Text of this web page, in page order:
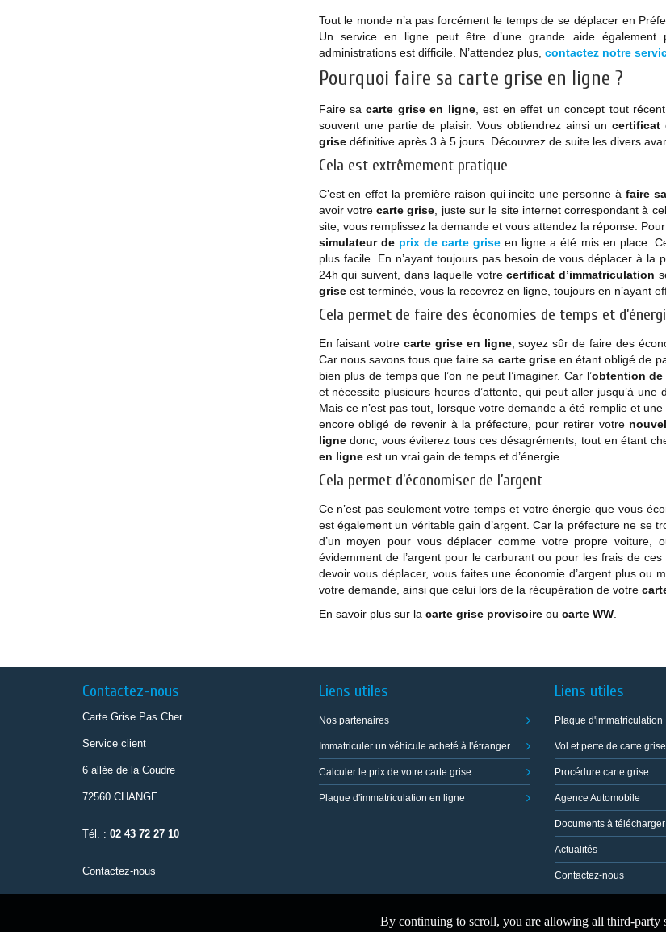
Tout le monde n’a pas forcément le temps de se déplacer en
Un service en ligne peut être d’une grande aide
administrations est difficile. N’attendez plus, contactez notre
Pourquoi faire sa carte grise en ligne ?
Faire sacarte grise en ligne, est en effet un concept tout
souvent une partie de plaisir. Vous obtiendrez ainsi un certificat
grisedéfinitive après 3 à 5 jours. Découvrez de suite les divers
Cela est extrêmement pratique
C’est en effet la première raison qui incite une personne à faire
avoir votrecarte grise , juste sur le site internet correspondant à
site, vous remplissez la demande et vous attendez la réponse.
simulateur de prix de carte grise en ligne a été mis en place.
plus facile. En n’ayant toujours pas besoin de vous déplacer à
24h qui suivent, dans laquelle votrecertificat d’immatriculation
griseest terminée, vous la recevrez en ligne, toujours en n’ayant
Cela permet de faire des économies de temps et
En faisant votre carte grise en ligne, soyez sûr de faire des
Car nous savons tous que faire sa carte griseen étant obligé de
bien plus de temps que l’on ne peut l’imaginer. Car l’obtention de
et nécessite plusieurs heures d’attente, qui peut aller jusqu’à
Mais ce n’est pas tout, lorsque votre demande a été remplie et
encore obligé de revenir à la préfecture, pour retirer votre
lignedonc, vous éviterez tous ces désagréments, tout en étant
en ligneest un vrai gain de temps et d’énergie.
Cela permet d’économiser de l’argent
Ce n’est pas seulement votre temps et votre énergie que vous
est également un véritable gain d’argent. Car la préfecture ne se
d’un moyen pour vous déplacer comme votre propre voiture,
évidemment de l’argent pour le carburant ou pour les frais de
devoir vous déplacer, vous faites une économie d’argent plus ou
votre demande, ainsi que celui lors de la récupération de votre
En savoir plus sur la carte grise provisoireou carte WW.
Contactez-nous
Carte Grise Pas Cher
Service client
6 allée de la Coudre
72560 CHANGE
Tél. : 02 43 72 27 10
Contactez-nous
Liens utiles
Nos partenaires
Immatriculer un véhicule acheté à l'étranger
Calculer le prix de votre carte grise
Plaque d'immatriculation en ligne
Liens utiles
Plaque d'immatriculation
Vol et perte de carte grise
Procédure carte grise
Agence Automobile
Documents à télécharger
Actualités
Contactez-nous
By continuing to scroll, you are allowing all third-party